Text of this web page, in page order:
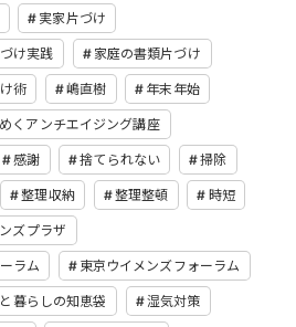
実家片づけ
け実践 家庭の書類片づけ
術 嶋直樹 年末年始
くアンチエイジング講座
感謝 捨てられない 掃除
整理収納 整理整頓 時短
ズプラザ
ラム 東京ウイメンズフォーラム
暮らしの知恵袋 湿気対策